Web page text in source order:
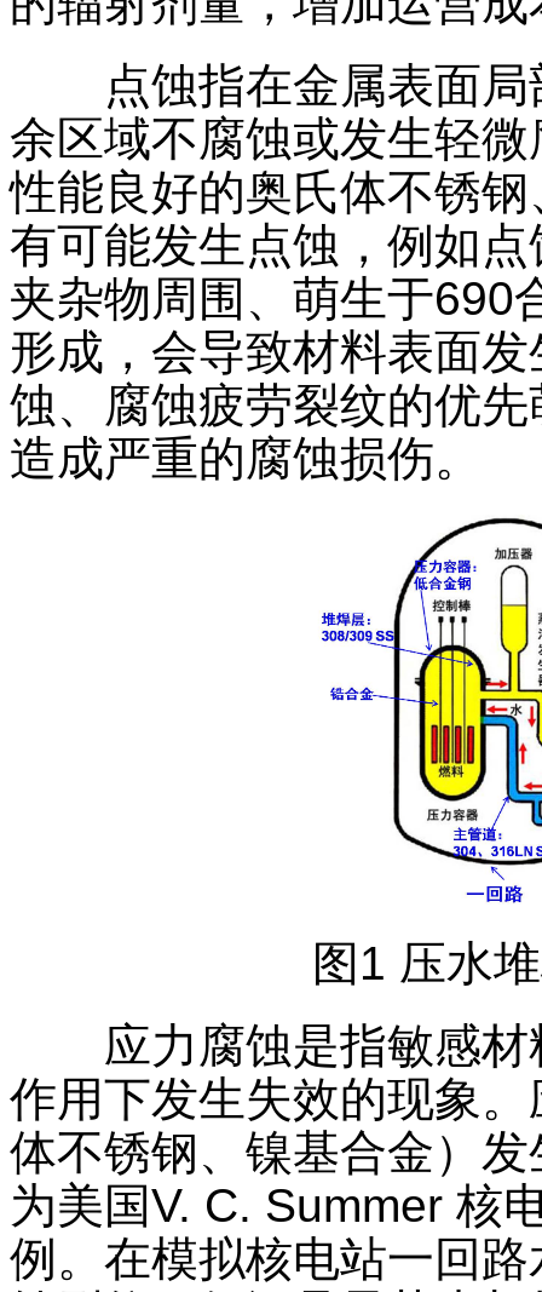
点蚀指在金属表面局
余区域不腐蚀或发生轻
性能良好的奥氏体不锈
有可能发生点蚀，例如
夹杂物周围、萌生于690
形成，会导致材料表面
蚀、腐蚀疲劳裂纹的优
造成严重的腐蚀损伤。
图1 压水
应力腐蚀是指敏感材
作用下发生失效的现象
体不锈钢、镍基合金）
为美国V. C. Summer 核
例。在模拟核电站一回